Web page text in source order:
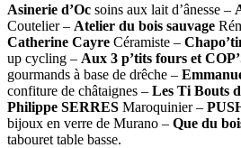
Asinerie d’Oc soins aux lait d’ânesse –
Coutelier – Atelier du bois sauvage
Catherine Cayre Céramiste –
up cycling – Aux 3 p’tits fours et
gourmands à base de drêche –
confiture de châtaignes – Les Ti Bouts
Philippe SERRES Maroquinier –
bijoux en verre de Murano – Que du
tabouret table basse.